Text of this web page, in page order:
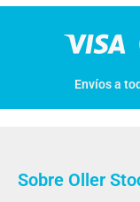
Envíos a
Sobre Oller